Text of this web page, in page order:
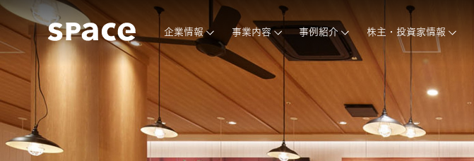
企業情報 事業内容 事例紹介 株主・投資家情報